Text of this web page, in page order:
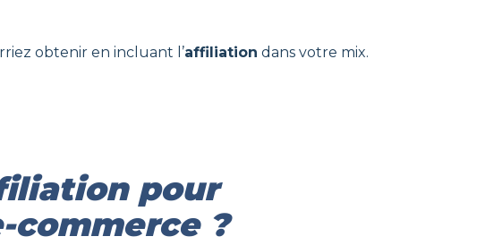
obtenir en incluant l’affiliation dans votre mix.
pour
?